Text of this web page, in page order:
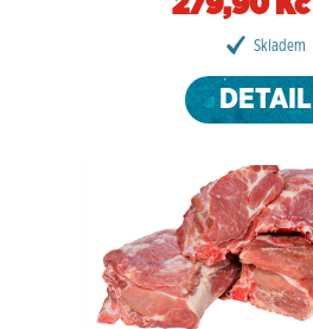
Skladem
DETAIL